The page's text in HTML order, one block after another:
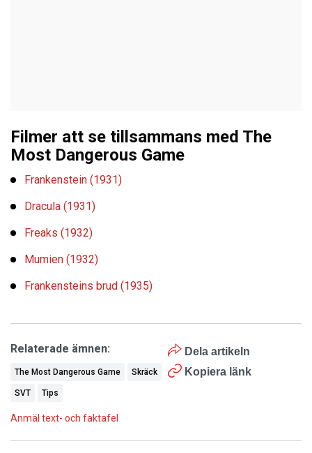
Filmer att se tillsammans med The
Most Dangerous Game
Frankenstein (1931)
Dracula (1931)
Freaks (1932)
Mumien (1932)
Frankensteins brud (1935)
Dela artikeln
Kopiera länk
Relaterade ämnen:
The Most Dangerous Game Skräck
SVT Tips
Anmäl text- och faktafel